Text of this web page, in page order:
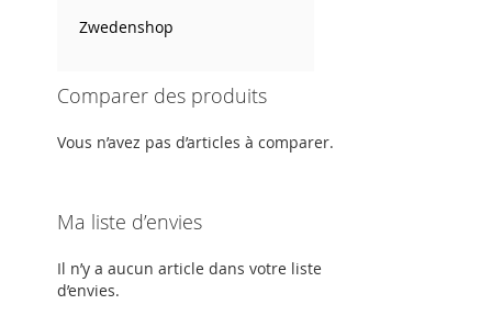
AJOUTER
MA
LISTE
AU
COMPARATEUR
MA
AU
AJOUTER
MA
LISTE
AU
COMPARATEUR
Zwedenshop
Comparer des produits
Vous n’avez pas d’articles à comparer.
Ma liste d’envies
Il n’y a aucun article dans votre liste
d’envies.